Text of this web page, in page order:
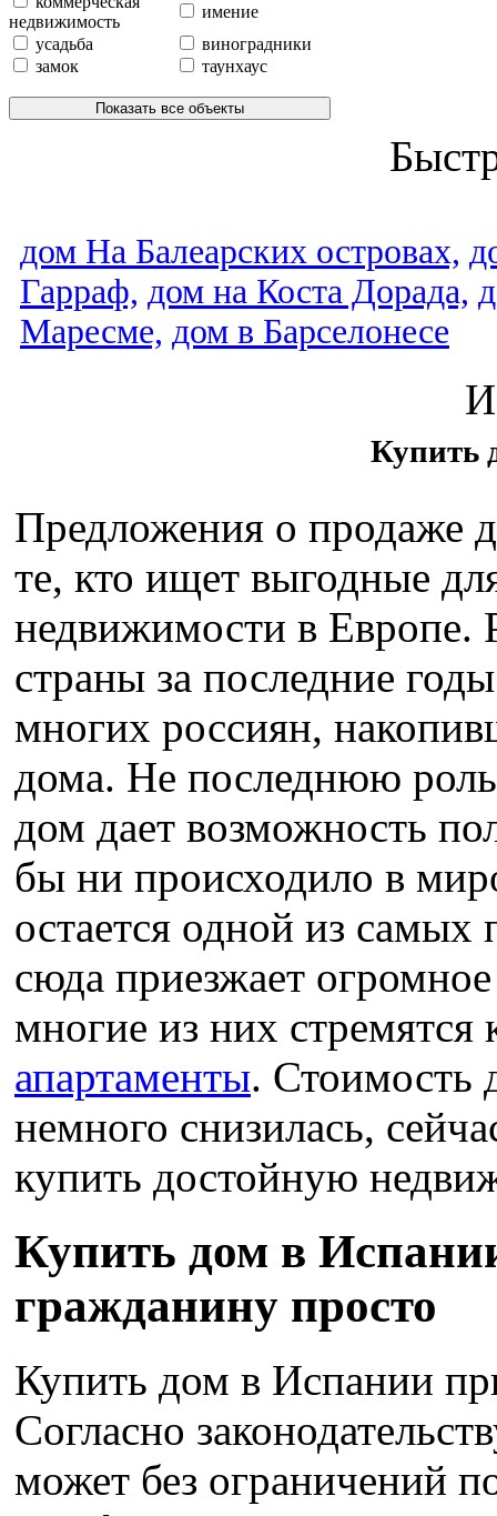
недвижимость
имение
усадьба
виноградники
замок
таунхаус
Показать все объекты
дом На Балеарских островах,
Гарраф, дом на Коста Дорада,
Маресме, дом в Барселонесе
Купить
Предложения о продаже
те, кто ищет выгодные
недвижимости в Европе.
страны за последние
многих россиян,
дома. Не последнюю
дом дает возможность
бы ни происходило в
остается одной из
сюда приезжает
многие из них
апартаменты. Стоимость
немного снизилась,
купить достойную
Купить дом в
гражданину просто
Купить дом в Испании
Согласно
может без ограничений